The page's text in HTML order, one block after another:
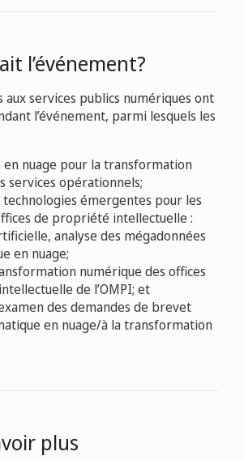
l’événement?
aux services publics numériques ont
l’événement, parmi lesquels les
en nuage pour la transformation
services opérationnels;
technologies émergentes pour les
de propriété intellectuelle :
analyse des mégadonnées
en nuage;
numérique des offices
de l’OMPI; et
des demandes de brevet
en nuage/à la transformation
plus